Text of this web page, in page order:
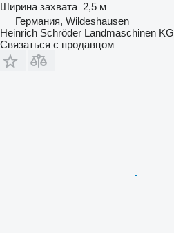
Ширина захвата 2,5 м
Германия, Wildeshausen
Heinrich Schröder Landmaschinen KG
Связаться с продавцом